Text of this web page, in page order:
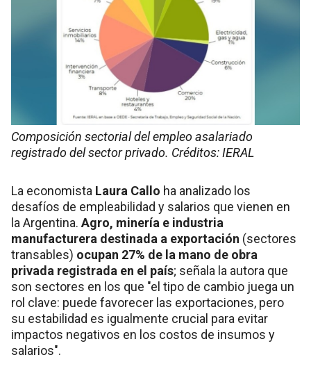
Composición sectorial del empleo asalariado
registrado del sector privado. Créditos: IERAL
La economista Laura Callo ha analizado los
desafíos de empleabilidad y salarios que vienen en
la Argentina. Agro, minería e industria
manufacturera destinada a exportación (sectores
transables) ocupan 27% de la mano de obra
privada registrada en el país; señala la autora que
son sectores en los que "el tipo de cambio juega un
rol clave: puede favorecer las exportaciones, pero
su estabilidad es igualmente crucial para evitar
impactos negativos en los costos de insumos y
salarios".